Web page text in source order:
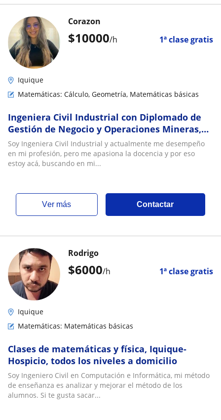
$10000/h 1ª clase gratis
Corazon
Iquique
Matemáticas: Cálculo, Geometría, Matemáticas básicas
Ingeniera Civil Industrial con Diplomado de
Gestión de Negocio y Operaciones Mineras,
experiencia docente con alumnos de básica,
media y universitaria en distintas disciplinas
Soy Ingeniera Civil Industrial y actualmente me desempeño
en mi profesión, pero me apasiona la docencia y por eso
estoy acá, buscando en mi...
ver más Contactar
$6000/h 1ª clase gratis
Rodrigo
Iquique
Matemáticas: Matemáticas básicas
Clases de matemáticas y física, Iquique-
Hospicio, todos los niveles a domicilio
Soy Ingeniero Civil en Computación e Informática, mi método
de enseñanza es analizar y mejorar el método de los
alumnos. Si te gusta sacar...